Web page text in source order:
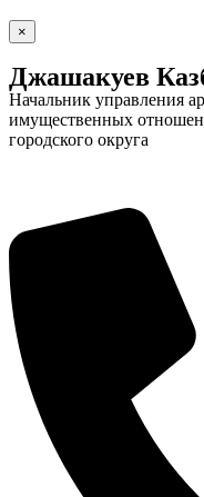
×
Джашакуев
Начальник управления
имущественных
городского округа